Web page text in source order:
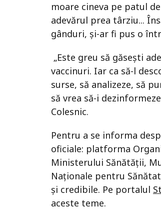
moare cineva pe patul
adevărul prea târziu...
gânduri, și-ar fi pus o
„Este greu să găsești
vaccinuri. Iar ca să-l
surse, să analizeze, să
să vrea să-i
Colesnic.
Pentru a se informa
oficiale: platforma
Ministerului Sănătății,
Naționale pentru
și credibile. Pe portalul
aceste teme.